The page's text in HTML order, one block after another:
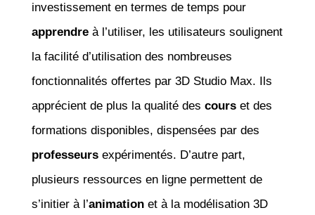
investissement en termes de temps pour
apprendreà l’utiliser, les utilisateurs soulignent
la facilité d’utilisation des nombreuses
fonctionnalités offertes par 3D Studio Max. Ils
apprécient de plus la qualité des courset des
formations disponibles, dispensées par des
professeursexpérimentés. D’autre part,
plusieurs ressources en ligne permettent de
s’initier à l’animationet à la modélisation 3D